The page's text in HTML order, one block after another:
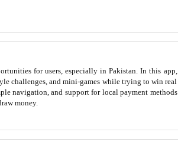
for users, especially in Pakistan. In this app,
challenges, and mini‑games while trying to win real
navigation, and support for local payment methods
money.